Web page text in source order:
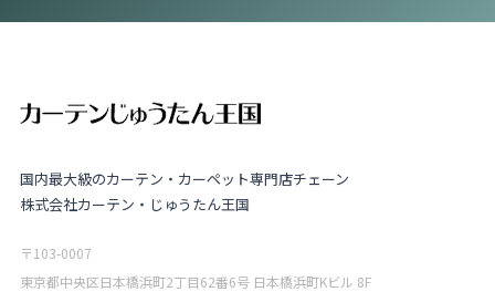
国内最大級のカーテン・カーペット専門店チェーン
株式会社カーテン・じゅうたん王国
〒103-0007
東京都中央区日本橋浜町2丁目62番6号 日本橋浜町Kビル 8F